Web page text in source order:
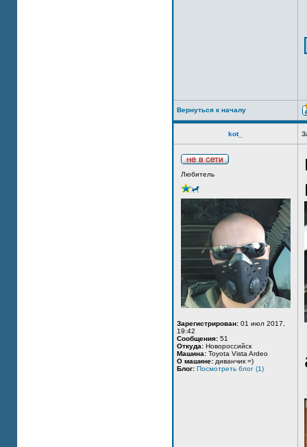
Вернуться к началу
kot_
Любитель
Зарегистрирован: 01 июл 2017,
19:42
Сообщения: 51
Откуда: Новороссийск
Машина: Toyota Vista Ardeo
О машине: диванчик =)
Блог: Посмотреть блог (1)